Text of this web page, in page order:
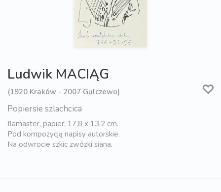
Ludwik MACIĄG
(1920 Kraków - 2007 Gulczewo)
Popiersie szlachcica
flamaster, papier; 17,8 x 13,2 cm.
Pod kompozycją napisy autorskie.
Na odwrocie szkic zwózki siana.